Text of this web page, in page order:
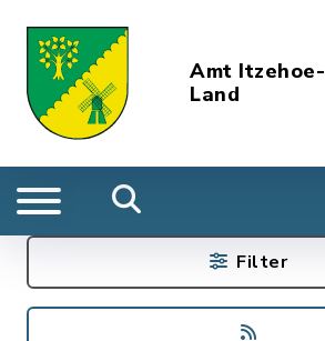
Amt Itzehoe-
Land
Filter